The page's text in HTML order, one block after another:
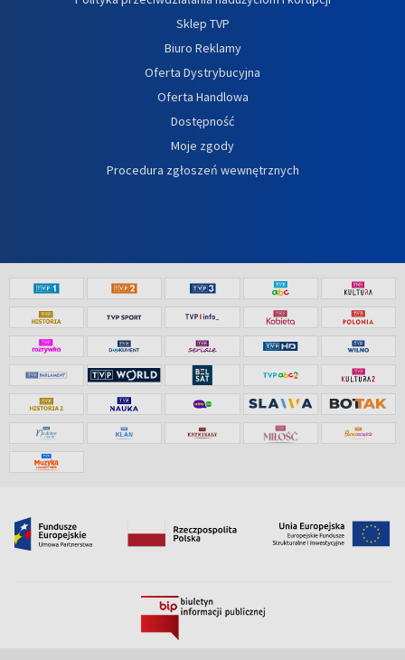
Sklep TVP
Biuro Reklamy
Oferta Dystrybucyjna
Oferta Handlowa
Dostępność
Moje zgody
Procedura zgłoszeń wewnętrznych